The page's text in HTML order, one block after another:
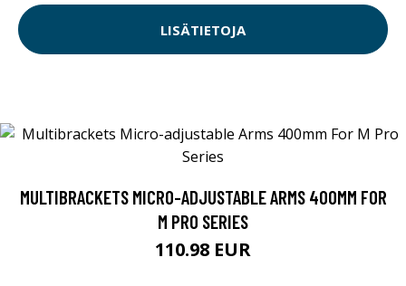
LISÄTIETOJA
MULTIBRACKETS MICRO-ADJUSTABLE ARMS 400MM FOR
M PRO SERIES
110.98 EUR